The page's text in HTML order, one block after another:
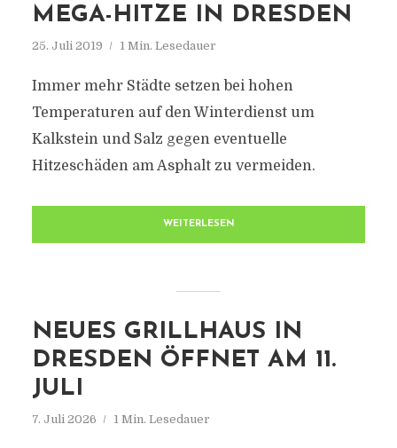
MEGA-HITZE IN DRESDEN
25. Juli 2019 1 Min. Lesedauer
Immer mehr Städte setzen bei hohen
Temperaturen auf den Winterdienst um
Kalkstein und Salz gegen eventuelle
Hitzeschäden am Asphalt zu vermeiden.
WEITERLESEN
NEUES GRILLHAUS IN
DRESDEN ÖFFNET AM 11.
JULI
7. Juli 2026 1 Min. Lesedauer